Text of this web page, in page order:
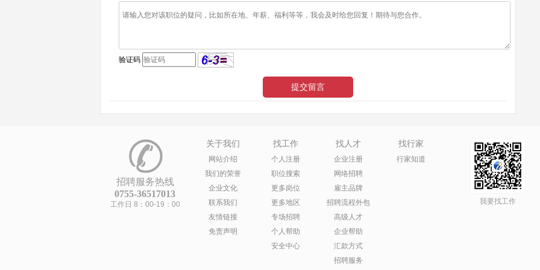
验证码
招聘服务热线
0755-36517013
工作日 8：00-19：00
关于我们
网站介绍
我们的荣誉
企业文化
联系我们
友情链接
免责声明
找工作
个人注册
职位搜索
更多岗位
更多地区
专场招聘
个人帮助
安全中心
找人才
企业注册
网络招聘
雇主品牌
招聘流程外包
高级人才
企业帮助
汇款方式
招聘服务
找行家
行家知道
我要找工作